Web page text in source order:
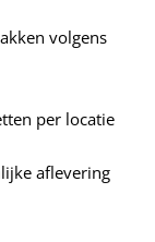
volgens
per locatie
aflevering